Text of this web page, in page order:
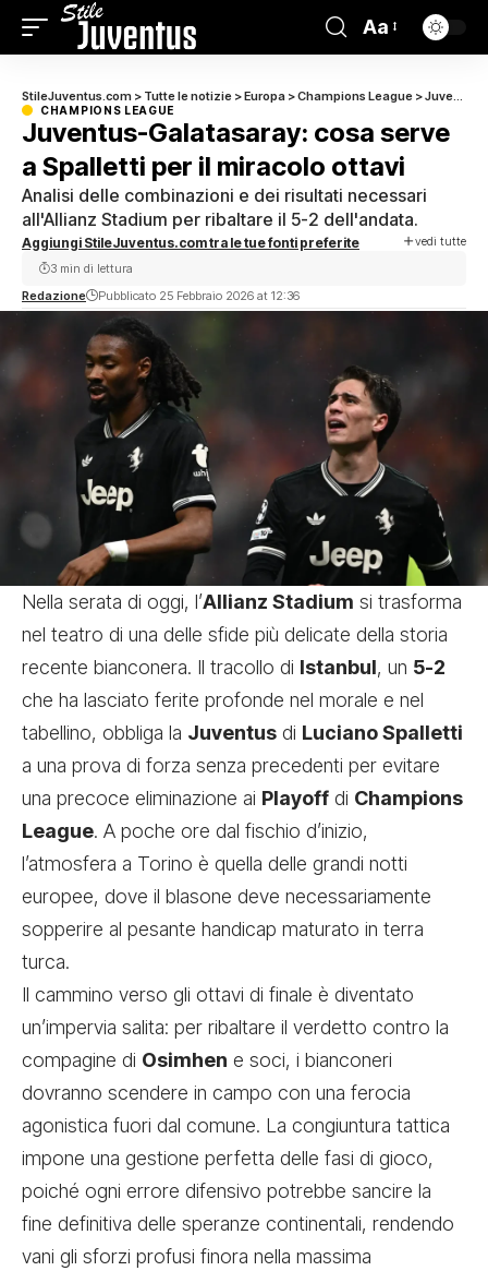
Aa
StileJuventus.com > Tutte le notizie >Europa >Champions League >Juventus-Galatasaray: cosa serve a Spalletti per il miracolo ottavi
CHAMPIONS LEAGUE
Juventus-Galatasaray: cosa serve
a Spalletti per il miracolo ottavi
Analisi delle combinazioni e dei risultati necessari
all'Allianz Stadium per ribaltare il 5-2 dell'andata.
Aggiungi StileJuventus.com tra le tue fonti preferite vedi tutte
Redazione Pubblicato 25 Febbraio 2026 at 12:36
3 min di lettura
Nella serata di oggi, l’Allianz Stadium si trasforma
nel teatro di una delle sfide più delicate della storia
recente bianconera. Il tracollo di Istanbul, un 5-2
che ha lasciato ferite profonde nel morale e nel
tabellino, obbliga la Juventus di Luciano Spalletti
a una prova di forza senza precedenti per evitare
una precoce eliminazione ai Playoff di Champions
League. A poche ore dal fischio d’inizio,
l’atmosfera a Torino è quella delle grandi notti
europee, dove il blasone deve necessariamente
sopperire al pesante handicap maturato in terra
turca.
Il cammino verso gli ottavi di finale è diventato
un’impervia salita: per ribaltare il verdetto contro la
compagine di Osimhen e soci, i bianconeri
dovranno scendere in campo con una ferocia
agonistica fuori dal comune. La congiuntura tattica
impone una gestione perfetta delle fasi di gioco,
poiché ogni errore difensivo potrebbe sancire la
fine definitiva delle speranze continentali, rendendo
vani gli sforzi profusi finora nella massima